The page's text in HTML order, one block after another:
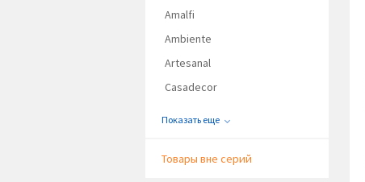
Amalfi
Ambiente
Artesanal
Casadecor
Показать еще
Товары вне серий